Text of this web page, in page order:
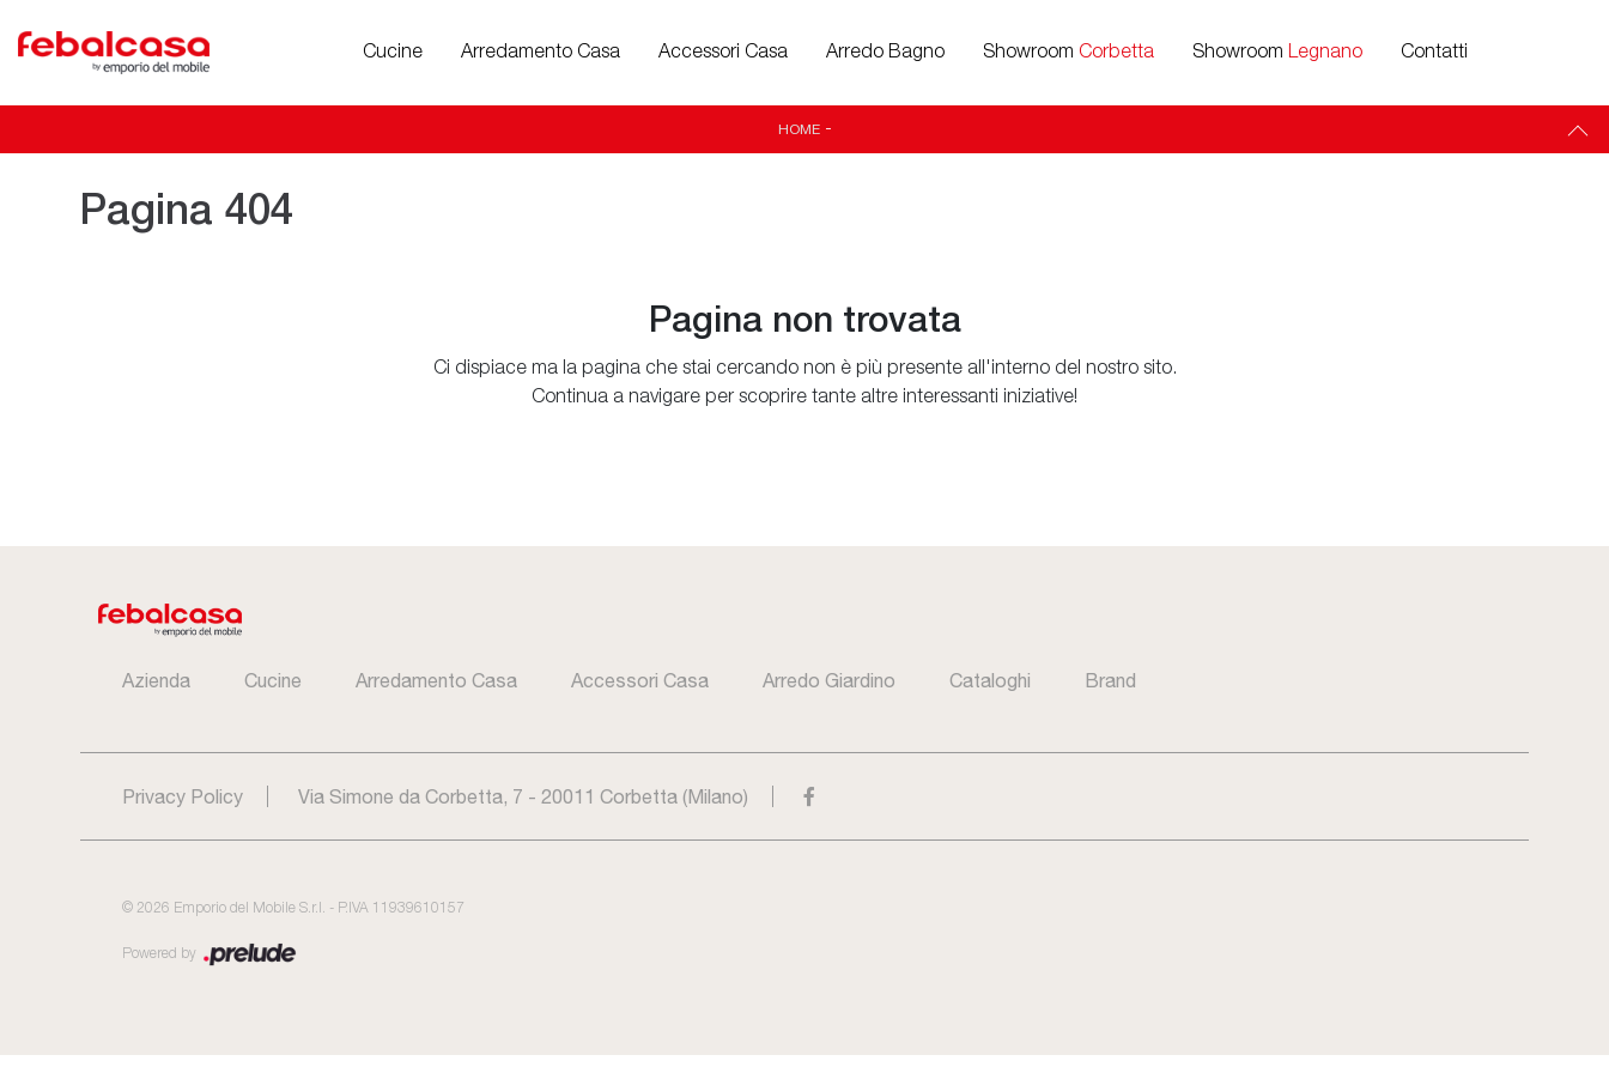
Cucine Arredamento Casa Accessori Casa Arredo Bagno Showroom Corbetta Showroom Legnano Contatti
HOME-
Pagina 404
Pagina non trovata
Ci dispiace ma la pagina che stai cercando non è più presente all'interno del nostro sito.
Continua a navigare per scoprire tante altre interessanti iniziative!
Azienda Cucine Arredamento Casa Accessori Casa Arredo Giardino Cataloghi Brand
Privacy Policy Via Simone da Corbetta, 7 - 20011 Corbetta (Milano)
© 2026 Emporio del Mobile S.r.l. - P.IVA 11939610157
Powered by